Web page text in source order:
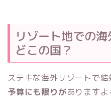
リゾート地での
どこの国？
ステキな海外リゾートで
予算にも限りがありますよ